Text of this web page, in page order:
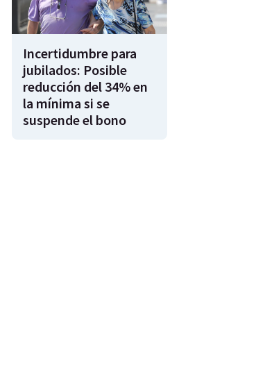
Incertidumbre para
jubilados: Posible
reducción del 34% en
la mínima si se
suspende el bono